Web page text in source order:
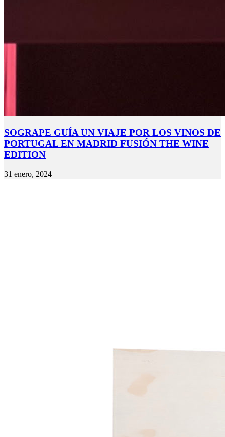
SOGRAPE GUÍA UN VIAJE POR LOS VINOS DE
PORTUGAL EN MADRID FUSIÓN THE WINE
EDITION
31 enero, 2024